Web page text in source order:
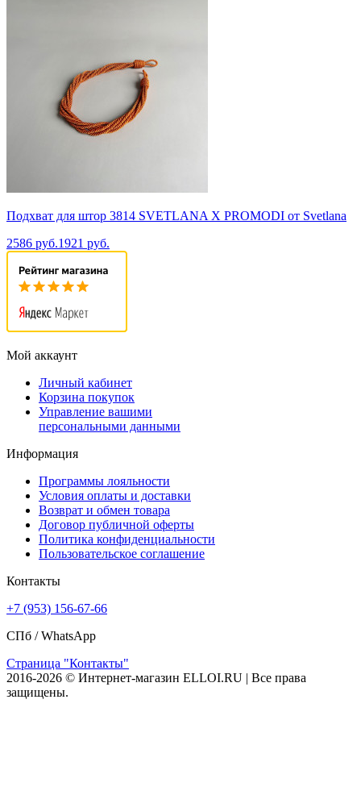
Подхват для штор 3814 SVETLANA X PROMODI от Svetlana
2586 руб.1921 руб.
Мой аккаунт
Личный кабинет
Корзина покупок
Управление вашими
персональными данными
Информация
Программы лояльности
Условия оплаты и доставки
Возврат и обмен товара
Договор публичной оферты
Политика конфиденциальности
Пользовательское соглашение
Контакты
+7 (953) 156-67-66
СПб /WhatsApp
Страница "Контакты"
2016-2026 © Интернет-магазин ELLOI.RU | Все права
защищены.